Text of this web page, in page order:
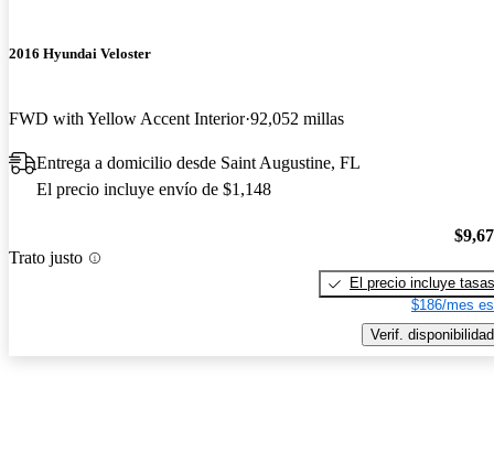
2016 Hyundai Veloster
FWD with Yellow Accent Interior 92,052 millas
Entrega a domicilio desde Saint Augustine, FL
El precio incluye envío de $1,148
Trato justo
El precio incluye tasas
$186/mes
Verif. disponibilidad